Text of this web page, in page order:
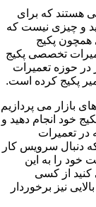
هستند که برای
و چیزی نیست که
همچون پکیج
تخصصی پکیج
در حوزه تعمیرات
پکیج کرده است.
بازار می پردازیم
خود انجام دهید و
تعمیرات
دنبال سرویس کار
خود را به این
کنید از کسی
نیز برخوردار